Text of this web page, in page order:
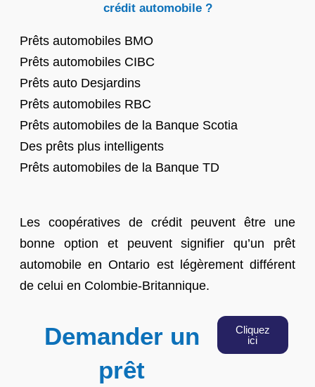
crédit automobile ?
Prêts automobiles BMO
Prêts automobiles CIBC
Prêts auto Desjardins
Prêts automobiles RBC
Prêts automobiles de la Banque Scotia
Des prêts plus intelligents
Prêts automobiles de la Banque TD
Les coopératives de crédit peuvent être une
bonne option et peuvent signifier qu’un prêt
automobile en Ontario est légèrement différent
de celui en Colombie-Britannique.
Demander un
prêt
Cliquez
ici